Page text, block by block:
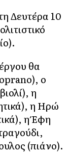
Δευτέρα 10
θα
ο
η
η Ηρώ
η Έφη
(πιάνο).